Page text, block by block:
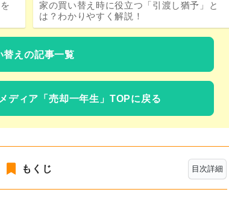
家の買い替え時に役立つ「引渡し猶予」と
は？わかりやすく解説！
替えの記事一覧
ディア 「売却一年生」TOPに戻る
目次詳細
もくじ